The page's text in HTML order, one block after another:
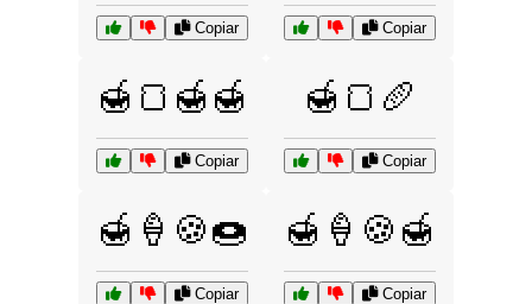
Copiar Copiar
🍯🍞🍯🍯
Copiar
🍯🍞🥖
Copiar
🍯🍦🍪🍩
Copiar
🍯🍦🍪🍯
Copiar